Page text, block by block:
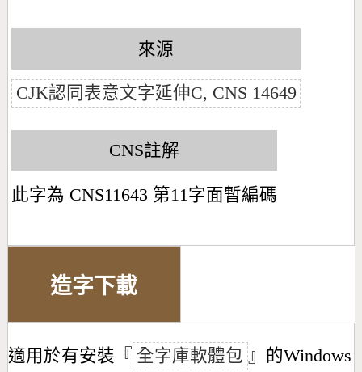
來源
CJK認同表意文字延伸C, CNS 14649
CNS註解
此字為 CNS11643 第11字面暫編碼
造字下載
適用於有安裝『 全字庫軟體包 』的Windows